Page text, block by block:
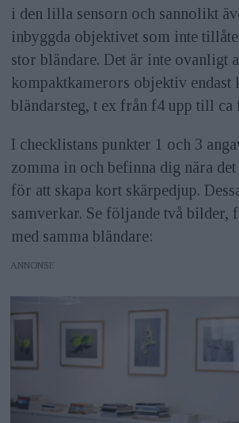
i den lilla sensorn och sannolikt
inbyggda objektivet som inte
stor bländare. Det är inte ovanligt
kompaktkamerors objektiv endast
bländarsteg, t ex från f4 upp till ca
I checklistans punkter 1 och 3
zomma in och befinna dig nära
för att skapa kort skärpedjup.
samverkar. Se följande två bilder,
med samma bländare:
ANNONS